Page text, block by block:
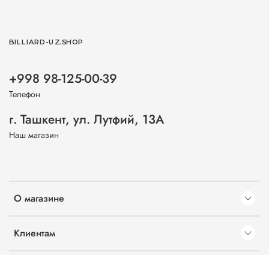
О магазине
Клиентам
BILLIARD-UZ.SHOP
+998 98-125-00-39
Телефон
г. Ташкент, ул. Лутфий, 13А
Наш магазин